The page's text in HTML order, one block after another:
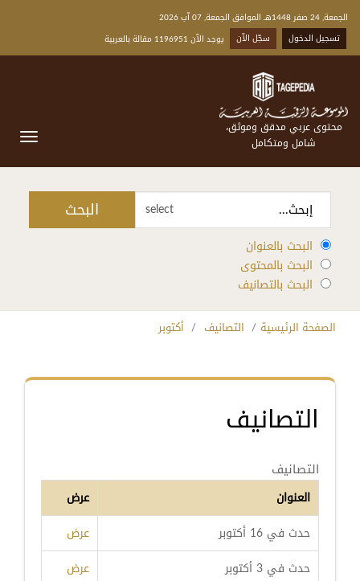
الجمعة, 24 صفر 1448هـ الموافق الجمعة, 07 آب 2026
تسجيل الدخول
سجّل الآن يوجد الآن 1196951 مقالة بالعربية
محتوى عربي مدقق وموثق،
شامل ومتكامل
select البحث
البحث بالعنوان
البحث بالمحتوى
البحث بالتصانيف
الصفحة الرئيسية التصانيف أكتوبر
التصانيف
التصانيف
العنوان
عرض
حدث في 16 أكتوبر
عرض
حدث في 3 أكتوبر
عرض